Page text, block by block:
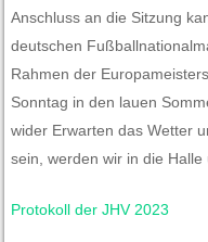
Anschluss an die Sitzung
deutschen
Rahmen der
Sonntag in den lauen
wider Erwarten das Wetter
sein, werden wir in die Halle
Protokoll der JHV 2023